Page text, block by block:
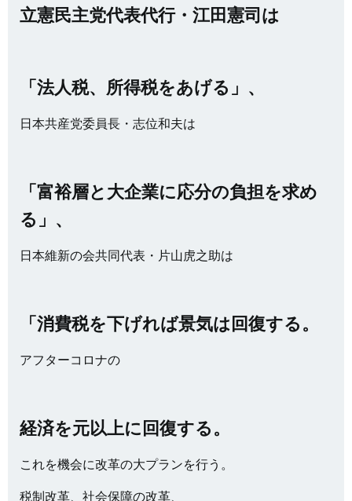
立憲民主党代表代行・江田憲司は
「法人税、所得税をあげる」、
日本共産党委員長・志位和夫は
「富裕層と大企業に応分の負担を求め
る」、
日本維新の会共同代表・片山虎之助は
「消費税を下げれば景気は回復する。
アフターコロナの
経済を元以上に回復する。
これを機会に改革の大プランを行う。
税制改革、社会保障の改革、